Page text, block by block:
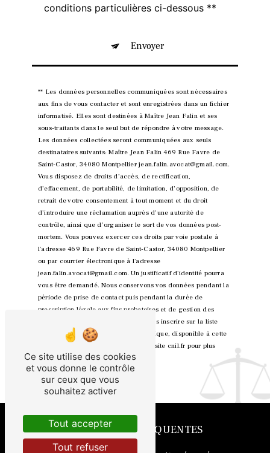
conditions particulières ci-dessous **
Envoyer
** Les données personnelles communiquées sont nécessaires
aux fins de vous contacter et sont enregistrées dans un fichier
informatisé. Elles sont destinées à Maître Jean Falin et ses
sous-traitants dans le seul but de répondre à votre message.
Les données collectées seront communiquées aux seuls
destinataires suivants: Maître Jean Falin 469 Rue Favre de
Saint-Castor, 34080 Montpellier jean.falin.avocat@gmail.com.
Vous disposez de droits d’accès, de rectification,
d’effacement, de portabilité, de limitation, d’opposition, de
retrait de votre consentement à tout moment et du droit
d’introduire une réclamation auprès d’une autorité de
contrôle, ainsi que d’organiser le sort de vos données post-
mortem. Vous pouvez exercer ces droits par voie postale à
l'adresse 469 Rue Favre de Saint-Castor, 34080 Montpellier
ou par courrier électronique à l'adresse
jean.falin.avocat@gmail.com. Un justificatif d'identité pourra
vous être demandé. Nous conservons vos données pendant la
période de prise de contact puis pendant la durée de
prescription légale aux fins probatoires et de gestion des
contentieux. Vous avez le droit de vous inscrire sur la liste
d'opposition au démarchage téléphonique, disponible à cette
. Consultez le site cnil.fr pour plus
d’informations sur vos droits.
RECHERCHES FRÉQUENTES
Ce site utilise des cookies
et vous donne le contrôle
sur ceux que vous
souhaitez activer
Tout accepter
Tout refuser